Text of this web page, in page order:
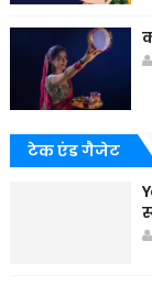
टेक एंड गैजेट